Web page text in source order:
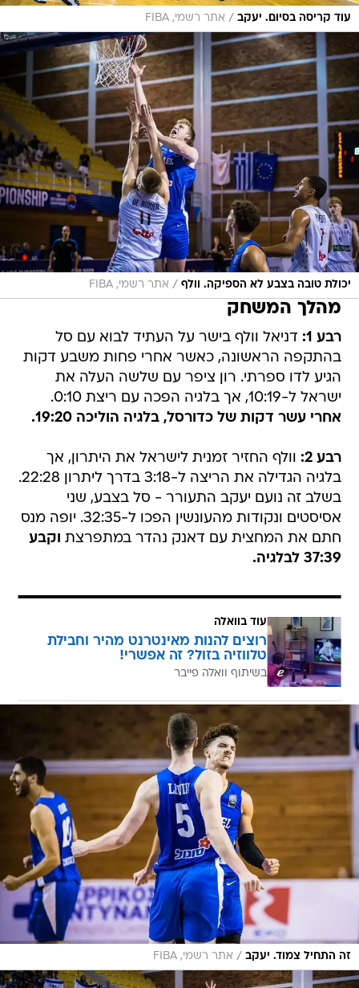
עוד קריסה בסיום. יעקב / אתר רשמי, FIBA
יכולת טובה בצבע לא הספיקה. וולף / אתר רשמי, FIBA
מהלך המשחק
רבע 1:
דניאל וולף בישר על העתיד לבוא עם סל
בהתקפה הראשונה, כאשר אחרי פחות משבע דקות
הגיע לדו ספרתי. רון ציפר עם שלשה העלה את
ישראל ל-10:19, אך בלגיה הפכה עם ריצת 0:10.
אחרי עשר דקות של כדורסל, בלגיה הוליכה 19:20.
רבע 2:
וולף החזיר זמנית לישראל את היתרון, אך
בלגיה הגדילה את הריצה ל-3:18 בדרך ליתרון 22:28.
בשלב זה נועם יעקב התעורר - סל בצבע, שני
אסיסטים ונקודות מהעונשין הפכו ל-32:35. יופה מנס
חתם את המחצית עם דאנק נהדר במתפרצת וקבע
37:39 לבלגיה.
עוד בוואלה
רוצים להנות מאינטרנט מהיר וחבילת
טלווזיה בזול? זה אפשרי!
בשיתוף וואלה פייבר
זה התחיל צמוד. יעקב / אתר רשמי, FIBA